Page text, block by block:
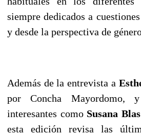
siempre dedicados a
y desde la perspectiva de
Además de la entrevista a
por Concha Mayordomo,
interesantes como Susana Blas
esta edición revisa las